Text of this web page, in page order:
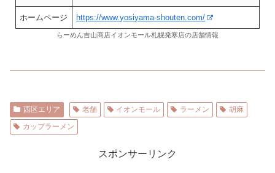
ホームページ https://www.yosiyama-shouten.com/
らーめん吉山商店イオンモール札幌発寒店の店舗情報
西区エリア 老舗 イオンモール ラーメン
胡麻
カップラーメン
スポンサーリンク